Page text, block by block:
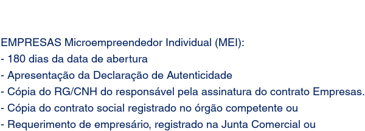
EMPRESAS Microempreendedor Individual (MEI):
- 180 dias da data de abertura
- Apresentação da Declaração de Autenticidade
- Cópia do RG/CNH do responsável pela assinatura do contrato Empresas.
- Cópia do contrato social registrado no órgão competente ou
- Requerimento de empresário, registrado na Junta Comercial ou